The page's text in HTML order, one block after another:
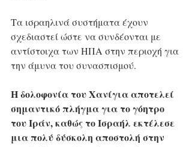
Τα ισραηλινά συστήματα έχουν
σχεδιαστεί ώστε να συνδέονται με
αντίστοιχα των ΗΠΑ στην περιοχή για
την άμυνα του συνασπισμού.
Η δολοφονία του Χανίγια αποτελεί
σημαντικό πλήγμα για το γόητρο
του Ιράν, καθώς το Ισραήλ εκτέλεσε
μια πολύ δύσκολη αποστολή στην